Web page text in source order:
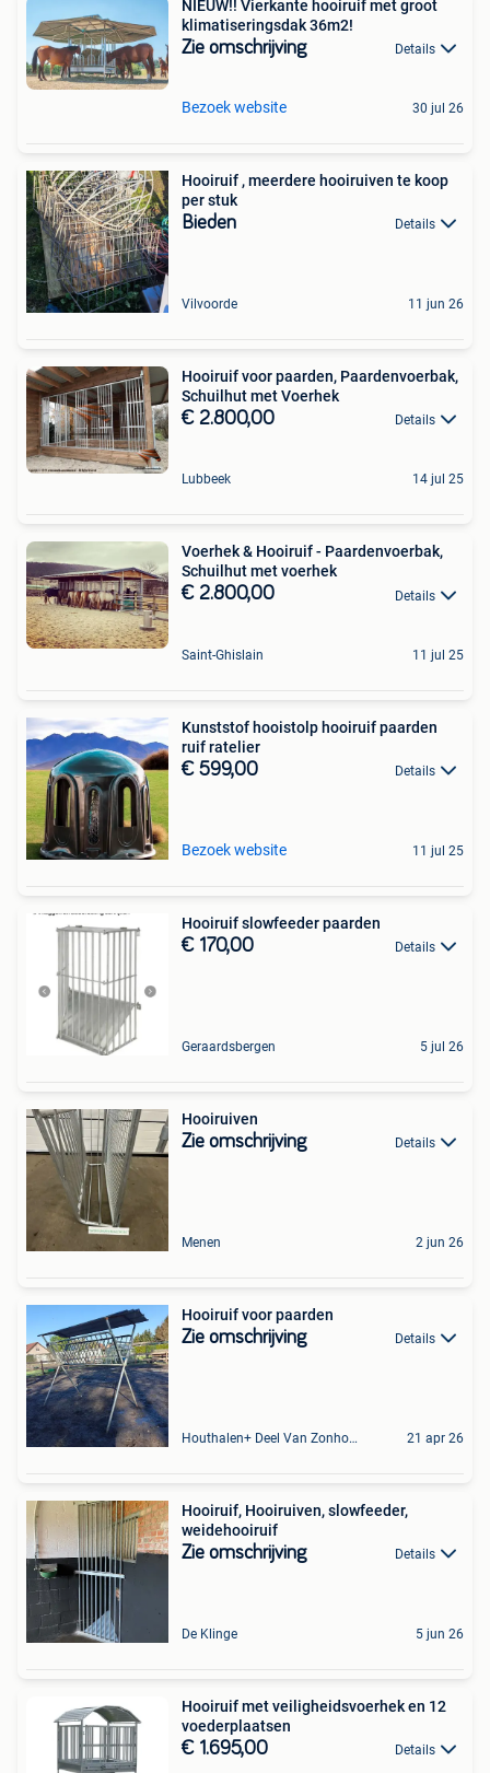
NIEUW!! Vierkante hooiruif met groot
klimatiseringsdak 36m2!
Zie omschrijving Details
Bezoek website 30 jul 26
Hooiruif , meerdere hooiruiven te koop
per stuk
Bieden Details
Vilvoorde 11 jun 26
Hooiruif voor paarden, Paardenvoerbak,
Schuilhut met Voerhek
€ 2.800,00 Details
Lubbeek 14 jul 25
Voerhek & Hooiruif - Paardenvoerbak,
Schuilhut met voerhek
€ 2.800,00 Details
Saint-Ghislain 11 jul 25
Kunststof hooistolp hooiruif paarden
ruif ratelier
€ 599,00 Details
Bezoek website 11 jul 25
Hooiruif slowfeeder paarden
€ 170,00 Details
Geraardsbergen 5 jul 26
Hooiruiven
Zie omschrijving Details
Menen 2 jun 26
Hooiruif voor paarden
Zie omschrijving Details
Houthalen+ Deel Van Zonhoven En Zolder 21 apr 26
Hooiruif, Hooiruiven, slowfeeder,
weidehooiruif
Zie omschrijving Details
De Klinge 5 jun 26
Hooiruif met veiligheidsvoerhek en 12
voederplaatsen
€ 1.695,00 Details